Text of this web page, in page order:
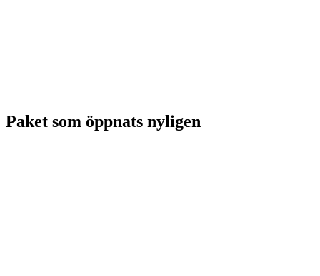
Paket som öppnats nyligen